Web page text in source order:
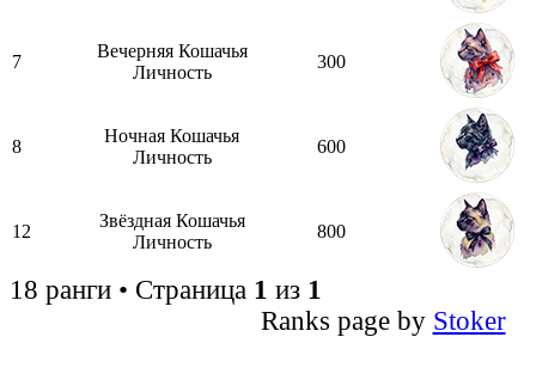
7
Вечерняя Кошачья
Личность
300
8
Ночная Кошачья
Личность
600
12
Звёздная Кошачья
Личность
800
18 ранги • Страница 1 из 1
Ranks page by Stoker